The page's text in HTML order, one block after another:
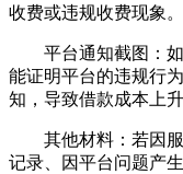
收费或违规收费现象。
平台通知截图：
能证明平台的违规行
知，导致借款成本上
其他材料：若因
记录、因平台问题产